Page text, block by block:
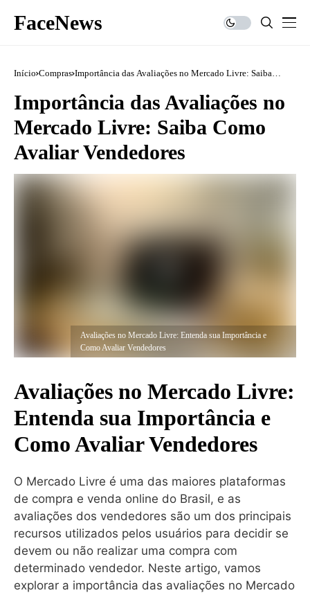
FaceNews
Início Compras Importância das Avaliações no Mercado Livre: Saiba
Importância das Avaliações no
Mercado Livre: Saiba Como
Avaliar Vendedores
Avaliações no Mercado Livre: Entenda sua Importância e
Como Avaliar Vendedores
Avaliações no Mercado Livre:
Entenda sua Importância e
Como Avaliar Vendedores
O Mercado Livre é uma das maiores plataformas
de compra e venda online do Brasil, e as
avaliações dos vendedores são um dos principais
recursos utilizados pelos usuários para decidir se
devem ou não realizar uma compra com
determinado vendedor. Neste artigo, vamos
explorar a importância das avaliações no Mercado